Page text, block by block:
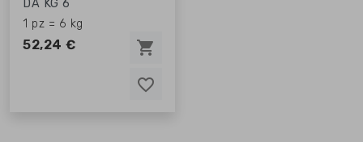
favorite_border
favorite_border
DA KG 6
1 pz = 6 kg
52,24 € shopping_cart